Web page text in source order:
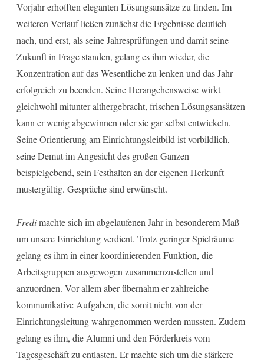
Vorjahr erhofften eleganten Lösungsansätze zu finden. Im
weiteren Verlauf ließen zunächst die Ergebnisse deutlich
nach, und erst, als seine Jahresprüfungen und damit seine
Zukunft in Frage standen, gelang es ihm wieder, die
Konzentration auf das Wesentliche zu lenken und das Jahr
erfolgreich zu beenden. Seine Herangehensweise wirkt
gleichwohl mitunter althergebracht, frischen Lösungsansätzen
kann er wenig abgewinnen oder sie gar selbst entwickeln.
Seine Orientierung am Einrichtungsleitbild ist vorbildlich,
seine Demut im Angesicht des großen Ganzen
beispielgebend, sein Festhalten an der eigenen Herkunft
mustergültig. Gespräche sind erwünscht.
Fredimachte sich im abgelaufenen Jahr in besonderem Maß
um unsere Einrichtung verdient. Trotz geringer Spielräume
gelang es ihm in einer koordinierenden Funktion, die
Arbeitsgruppen ausgewogen zusammenzustellen und
anzuordnen. Vor allem aber übernahm er zahlreiche
kommunikative Aufgaben, die somit nicht von der
Einrichtungsleitung wahrgenommen werden mussten. Zudem
gelang es ihm, die Alumni und den Förderkreis vom
Tagesgeschäft zu entlasten. Er machte sich um die stärkere